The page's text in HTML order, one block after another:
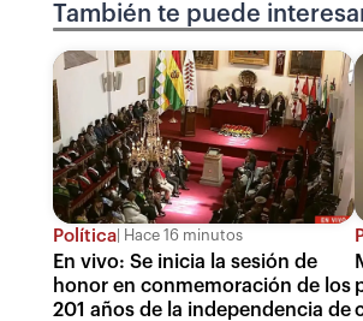
También te puede
Política Hace 16 minutos
En vivo: Se inicia la sesión de
honor en conmemoración de los
201 años de la independencia de